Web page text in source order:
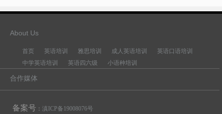
About Us
首页 英语培训 雅思培训 成人英语培训
英语口语培训
中学英语培训
英语四六级 小语种培训
合作媒体
备案号： 滇ICP备19008076号